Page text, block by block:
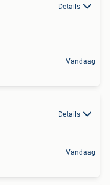
Details
Vandaag
Details
Vandaag